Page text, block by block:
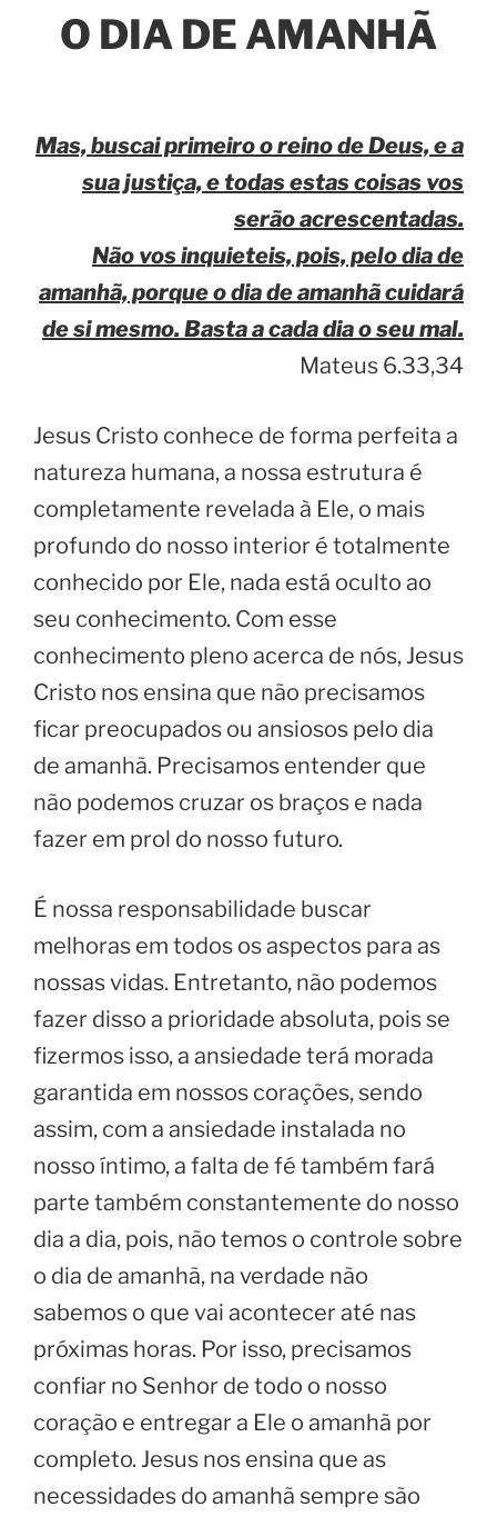
O DIA DE AMANHÃ
Mas, buscai primeiro o reino de Deus, e a
sua justiça, e todas estas coisas vos
serão acrescentadas.
Não vos inquieteis, pois, pelo dia de
amanhã, porque o dia de amanhã cuidará
de si mesmo. Basta a cada dia o seu mal.
Mateus 6.33,34
Jesus Cristo conhece de forma perfeita a
natureza humana, a nossa estrutura é
completamente revelada à Ele, o mais
profundo do nosso interior é totalmente
conhecido por Ele, nada está oculto ao
seu conhecimento. Com esse
conhecimento pleno acerca de nós, Jesus
Cristo nos ensina que não precisamos
ficar preocupados ou ansiosos pelo dia
de amanhã. Precisamos entender que
não podemos cruzar os braços e nada
fazer em prol do nosso futuro.
É nossa responsabilidade buscar
melhoras em todos os aspectos para as
nossas vidas. Entretanto, não podemos
fazer disso a prioridade absoluta, pois se
fizermos isso, a ansiedade terá morada
garantida em nossos corações, sendo
assim, com a ansiedade instalada no
nosso íntimo, a falta de fé também fará
parte também constantemente do nosso
dia a dia, pois, não temos o controle sobre
o dia de amanhã, na verdade não
sabemos o que vai acontecer até nas
próximas horas. Por isso, precisamos
confiar no Senhor de todo o nosso
coração e entregar a Ele o amanhã por
completo. Jesus nos ensina que as
necessidades do amanhã sempre são